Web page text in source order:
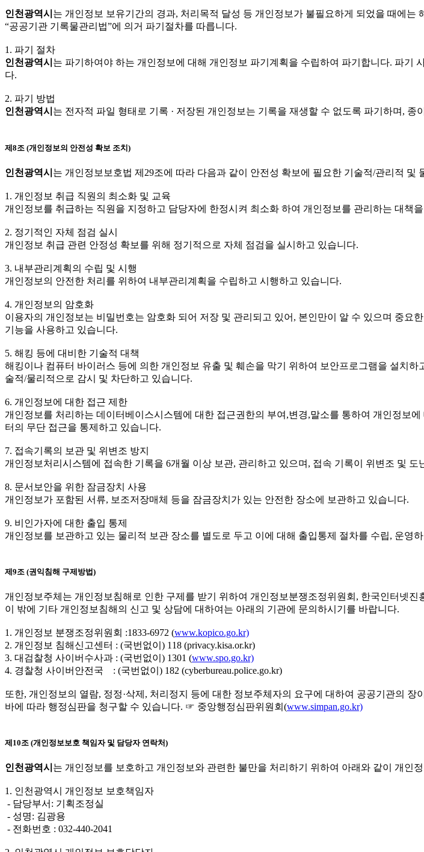
인천광역시 는 개인정보 보유기간의 경과, 처리목적 달성 등 개인정보가 불필요하게 되었을 때에
“공공기관 기록물관리법”에 의거 파기절차를 따릅니다.
1. 파기 절차
인천광역시 는 파기하여야 하는 개인정보에 대해 개인정보 파기계획을 수립하여 파기합니다. 파기
다.
2. 파기 방법
인천광역시 는 전자적 파일 형태로 기록 · 저장된 개인정보는 기록을 재생할 수 없도록 파기하며,
제8조 (개인정보의 안전성 확보 조치)
인천광역시 는 개인정보보호법 제29조에 따라 다음과 같이 안전성 확보에 필요한 기술적/관리적 및
1. 개인정보 취급 직원의 최소화 및 교육
개인정보를 취급하는 직원을 지정하고 담당자에 한정시켜 최소화 하여 개인정보를 관리하는 대책
2. 정기적인 자체 점검 실시
개인정보 취급 관련 안정성 확보를 위해 정기적으로 자체 점검을 실시하고 있습니다.
3. 내부관리계획의 수립 및 시행
개인정보의 안전한 처리를 위하여 내부관리계획을 수립하고 시행하고 있습니다.
4. 개인정보의 암호화
이용자의 개인정보는 비밀번호는 암호화 되어 저장 및 관리되고 있어, 본인만이 알 수 있으며 중
기능을 사용하고 있습니다.
5. 해킹 등에 대비한 기술적 대책
해킹이나 컴퓨터 바이러스 등에 의한 개인정보 유출 및 훼손을 막기 위하여 보안프로그램을 설치
술적/물리적으로 감시 및 차단하고 있습니다.
6. 개인정보에 대한 접근 제한
개인정보를 처리하는 데이터베이스시스템에 대한 접근권한의 부여,변경,말소를 통하여 개인정보
터의 무단 접근을 통제하고 있습니다.
7. 접속기록의 보관 및 위변조 방지
개인정보처리시스템에 접속한 기록을 6개월 이상 보관, 관리하고 있으며, 접속 기록이 위변조 및
8. 문서보안을 위한 잠금장치 사용
개인정보가 포함된 서류, 보조저장매체 등을 잠금장치가 있는 안전한 장소에 보관하고 있습니다.
9. 비인가자에 대한 출입 통제
개인정보를 보관하고 있는 물리적 보관 장소를 별도로 두고 이에 대해 출입통제 절차를 수립, 운영
제9조 (권익침해 구제방법)
개인정보주체는 개인정보침해로 인한 구제를 받기 위하여 개인정보분쟁조정위원회, 한국인터넷
이 밖에 기타 개인정보침해의 신고 및 상담에 대하여는 아래의 기관에 문의하시기를 바랍니다.
1. 개인정보 분쟁조정위원회 :1833-6972 (www.kopico.go.kr)
2. 개인정보 침해신고센터 : (국번없이) 118 (privacy.kisa.or.kr)
3. 대검찰청 사이버수사과 : (국번없이) 1301 (www.spo.go.kr)
4. 경찰청 사이버안전국 : (국번없이) 182 (cyberbureau.police.go.kr)
또한, 개인정보의 열람, 정정·삭제, 처리정지 등에 대한 정보주체자의 요구에 대하여 공공기관의
바에 따라 행정심판을 청구할 수 있습니다. ☞ 중앙행정심판위원회(www.simpan.go.kr)
제10조 (개인정보보호 책임자 및 담당자 연락처)
인천광역시 는 개인정보를 보호하고 개인정보와 관련한 불만을 처리하기 위하여 아래와 같이 개인
1. 인천광역시 개인정보 보호책임자
- 담당부서: 기획조정실
- 성명: 김광용
- 전화번호 : 032-440-2041